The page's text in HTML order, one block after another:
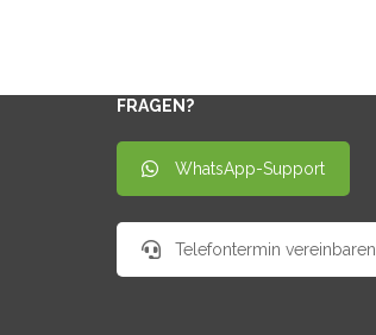
FRAGEN?
WhatsApp-Support
Telefontermin vereinbaren